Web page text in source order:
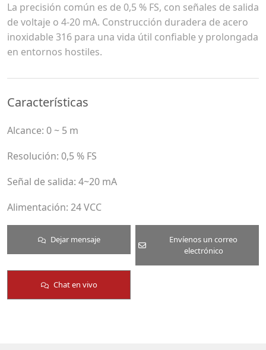
La precisión común es de 0,5 % FS, con señales de salida
de voltaje o 4-20 mA. Construcción duradera de acero
inoxidable 316 para una vida útil confiable y prolongada
en entornos hostiles.
Características
Alcance: 0 ~ 5 m
Resolución: 0,5 % FS
Señal de salida: 4~20 mA
Alimentación: 24 VCC
Dejar mensaje
Envíenos un correo
electrónico
Chat en vivo